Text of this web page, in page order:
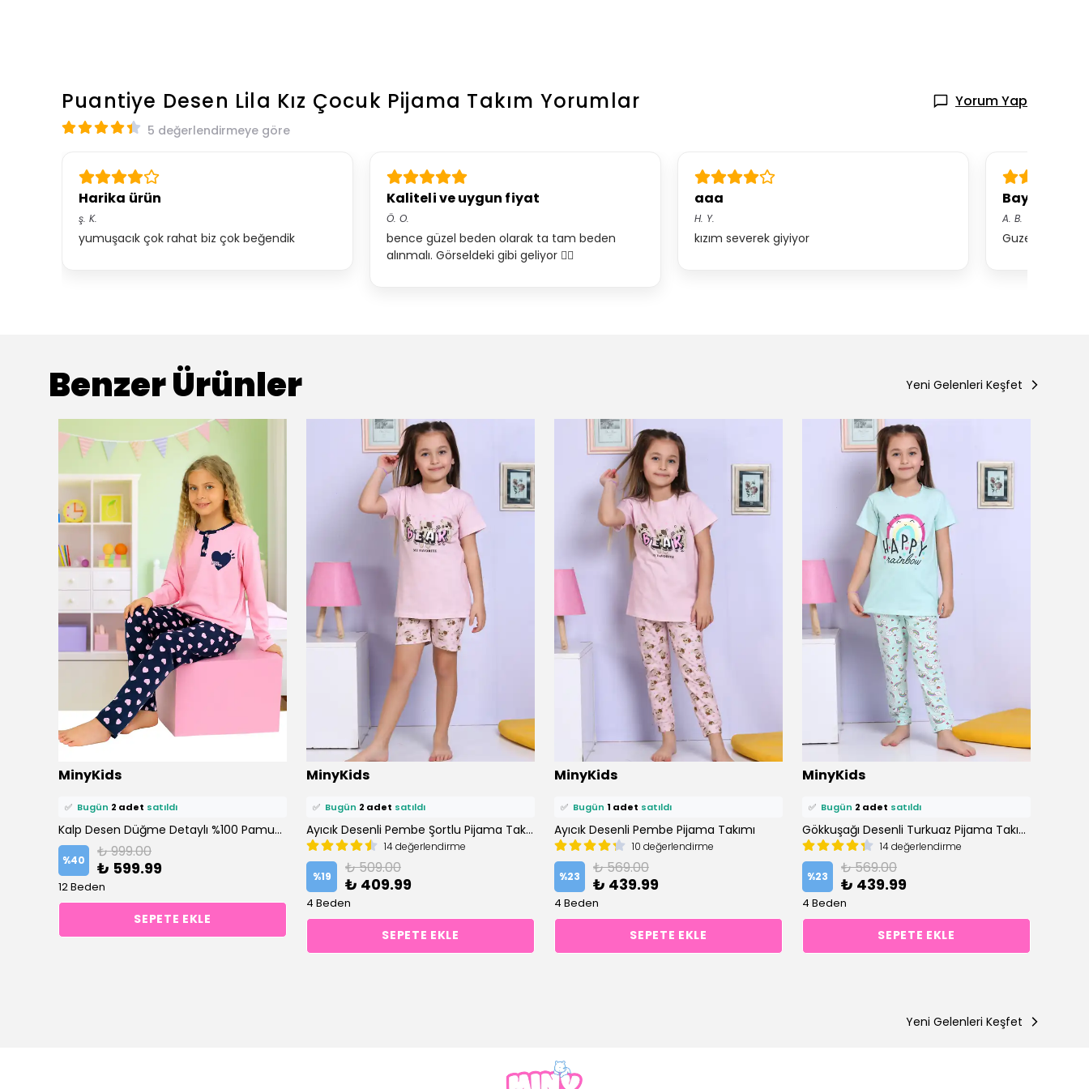
Puantiye Desen Lila Kız Çocuk Pijama Takım Yorumlar Yorum Yap
5 değerlendirmeye göre
Harika ürün
ş. K.
yumuşacık çok rahat biz çok beğendik
Kaliteli ve uygun fiyat
Ö. O.
bence güzel beden olarak ta tam beden
alınmalı. Görseldeki gibi geliyor 👍🏻
aaa
H. Y.
kızım severek giyiyor
Bayıldım
A. B.
Guzel ben
Benzer Ürünler Yeni Gelenleri Keşfet
MinyKids
5 kişi
✅ Bugün 2 adet satıldı
Kalp Desen Düğme Detaylı %100 Pamuk Pembe Kız Çocuk Pijama Takım
%40 ₺ 999.00
₺ 599.99
12 Beden
SEPETE EKLE
MinyKids
Bu ürünü7 kişifavoriledi!
4 kişi
✅ Bugün 2 adet satıldı
Ayıcık Desenli Pembe Şortlu Pijama Takımı
14 değerlendirme
%19 ₺ 509.00
₺ 409.99
4 Beden
SEPETE EKLE
MinyKids
Bu ürünü7 kişifavoriledi!
3 kişi
✅ Bugün 1 adet satıldı
Ayıcık Desenli Pembe Pijama Takımı
10 değerlendirme
%23 ₺ 569.00
₺ 439.99
4 Beden
SEPETE EKLE
MinyKids
Bu ürünü7 kişifavoriledi!
4 kişi
✅ Bugün 2 adet satıldı
Gökkuşağı Desenli Turkuaz Pijama Takımı
14 değerlendirme
%23 ₺ 569.00
₺ 439.99
4 Beden
SEPETE EKLE
Yeni Gelenleri Keşfet